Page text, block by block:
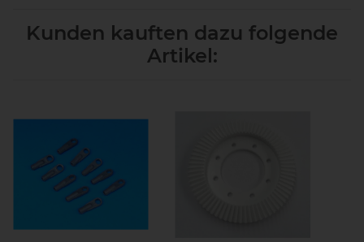
Kunden kauften dazu folgende
Artikel: